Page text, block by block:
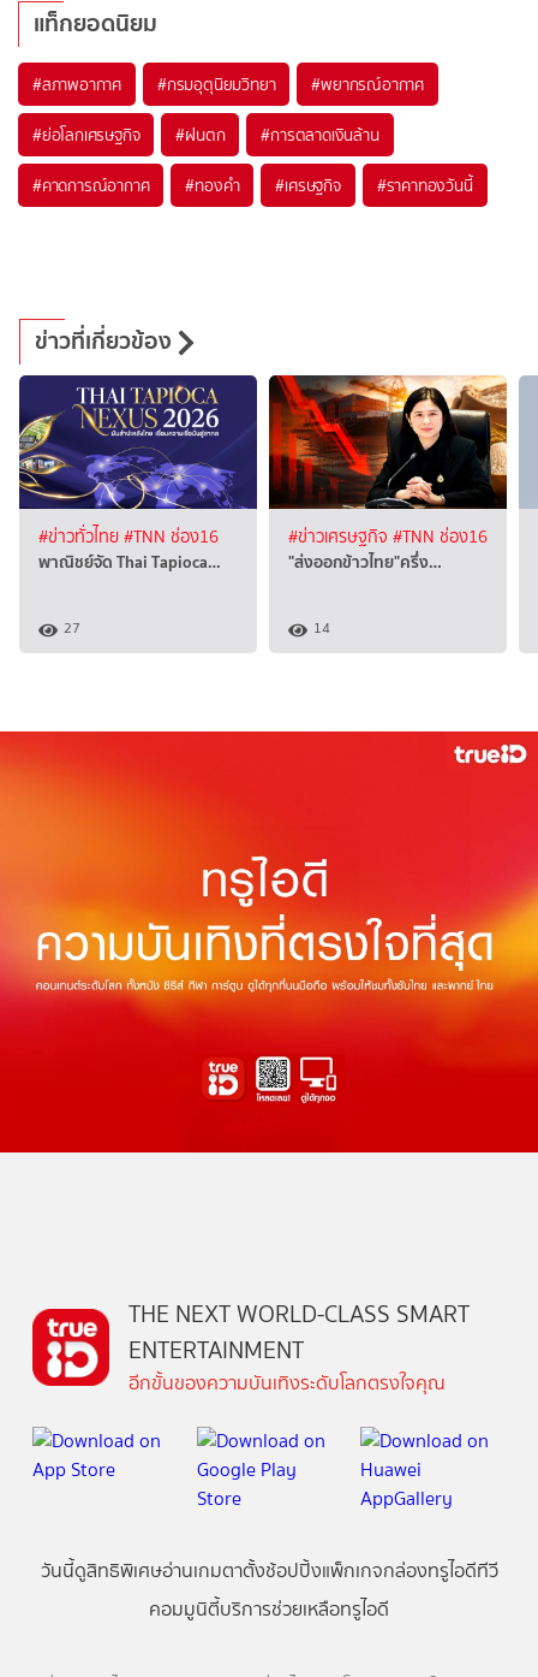
แท็กยอดนิยม
#สภาพอากาศ #กรมอุตุนิยมวิทยา #พยากรณ์อากาศ
#ย่อโลกเศรษฐกิจ #ฝนตก #การตลาดเงินล้าน
#คาดการณ์อากาศ #ทองคำ #เศรษฐกิจ #ราคาทองวันนี้
ข่าวที่เกี่ยวข้อง
#ข่าวทั่วไทย#TNN ช่อง16
พาณิชย์จัด Thai Tapioca…
27
#ข่าวเศรษฐกิจ #TNN ช่อง16
"ส่งออกข้าวไทย"ครึ่ง…
14
THE NEXT WORLD-CLASS SMART
ENTERTAINMENT
อีกขั้นของความบันเทิงระดับโลกตรงใจคุณ
วันนี้ดูสิทธิพิเศษอ่านเกมตาตั้งช้อปปิ้งแพ็กเกจกล่องทรูไอดีทีวี
คอมมูนิตี้บริการช่วยเหลือทรูไอดี